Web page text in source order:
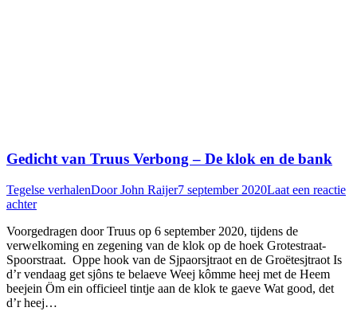
Gedicht van Truus Verbong – De klok en de bank
Tegelse verhalenDoorJohn Raijer7 september 2020Laat een reactie
achter
Voorgedragen door Truus op 6 september 2020, tijdens de
verwelkoming en zegening van de klok op de hoek Grotestraat-
Spoorstraat. Oppe hook van de Sjpaorsjtraot en de Groëtesjtraot Is
d’r vendaag get sjôns te belaeve Weej kômme heej met de Heem
beejein Öm ein officieel tintje aan de klok te gaeve Wat good, det
d’r heej…